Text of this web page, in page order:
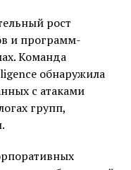
рост
и программ-
Команда
обнаружила
с атаками
групп,